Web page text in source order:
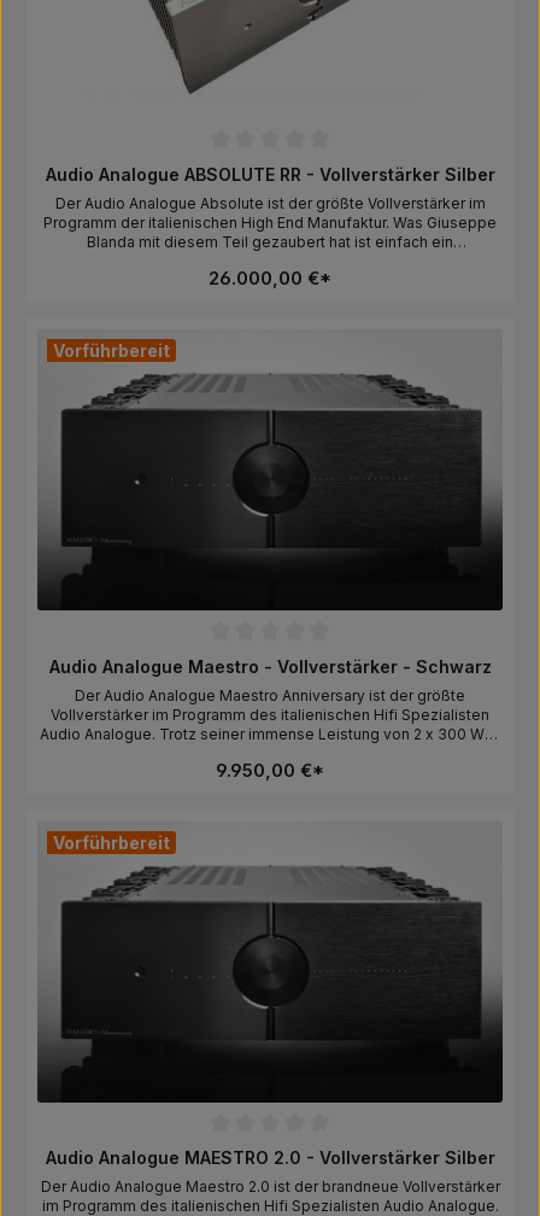
Durchschnittliche Bewertung von 0 von 5 Sternen
Audio Analogue ABSOLUTE RR - Vollverstärker Silber
Der Audio Analogue Absolute ist der größte Vollverstärker im
Programm der italienischen High End Manufaktur. Was Giuseppe
Blanda mit diesem Teil gezaubert hat ist einfach ein
einer sehr guten Röhrentriode, der jeden erdenklichen
Modus betrieben werden. Ein absoluter Traumverstärker der
jeden Accuphase, MacIntosh, T+A, AVM, Devialet ect. richtig alt
aussehen lässt. LOFTSOUND REFERENZ
VERSTÄRKERHersteller:AF GROUP SRL, Via Cesare Battisti 126G,
51015 Monsummano Terme, Pistoia, Italy, info@afgroupsrl.com
26.000,00 €*
Vorführbereit
Durchschnittliche Bewertung von 0 von 5 Sternen
Audio Analogue Maestro - Vollverstärker - Schwarz
Der Audio Analogue Maestro Anniversary ist der größte
Vollverstärker im Programm des italienischen Hifi Spezialisten
Audio Analogue. Trotz seiner immense Leistung von 2 x 300 Watt
echter Traumverstärker für leistungshungrige
9.950,00 €*
Vorführbereit
Durchschnittliche Bewertung von 0 von 5 Sternen
Audio Analogue MAESTRO 2.0 - Vollverstärker Silber
Der Audio Analogue Maestro 2.0 ist der brandneue Vollverstärker
im Programm des italienischen Hifi Spezialisten Audio Analogue.